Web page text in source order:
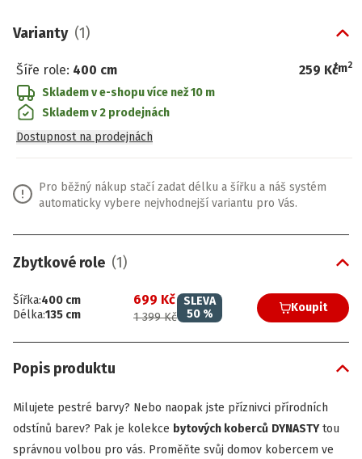
Varianty (1)
Šíře role: 400 cm 259 Kč
/m2
Skladem v e-shopuvíce než 10 m
Skladem v 2 prodejnách
Dostupnost na prodejnách
Pro běžný nákup stačí zadat délku a šířku a náš systém
automaticky vybere nejvhodnejší variantu pro Vás.
Zbytkové role (1)
Šířka:400 cm
Délka:135 cm
699 Kč
1 399 Kč
SLEVA
50% Koupit
Popis produktu
Milujete pestré barvy? Nebo naopak jste příznivci přírodních
odstínů barev? Pak je kolekce bytových koberců DYNASTYtou
správnou volbou pro vás. Proměňte svůj domov kobercem ve